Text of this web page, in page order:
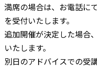
満席の場合は、お電話に
を受付いたします。
追加開催が決定した場合
いたします。
別日のアドバイスでの受